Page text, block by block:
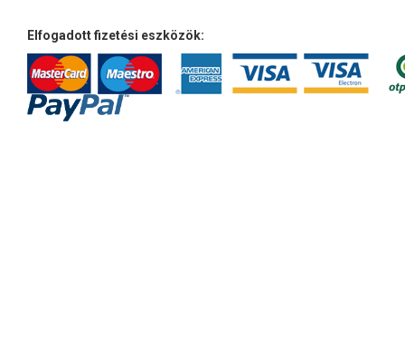
Elfogadott fizetési eszközök: